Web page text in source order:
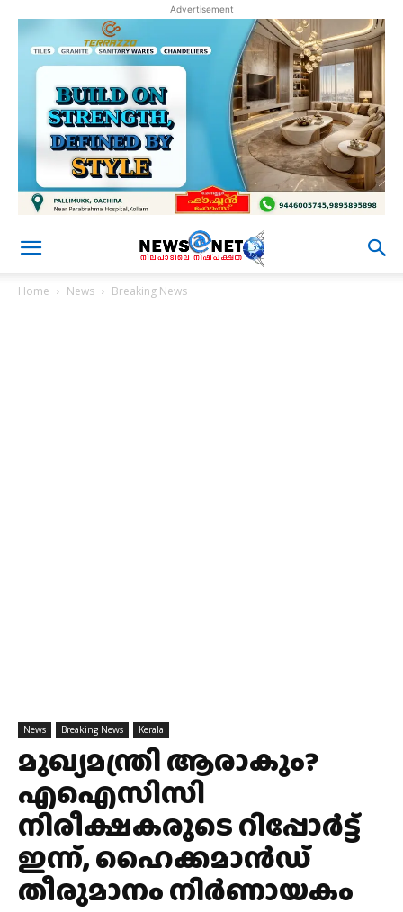
Advertisement
Home News Breaking News
News Breaking News Kerala
മുഖ്യമന്ത്രി ആരാകും?
എഐസിസി
നിരീക്ഷകരുടെ റിപ്പോര്‍ട്ട്
ഇന്ന്, ഹൈക്കമാൻഡ്
തീരുമാനം നിർണായകം